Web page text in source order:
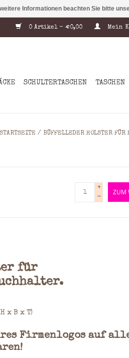
0 Artikel - €0,00 Mein
SCHULTERTASCHEN TASCHEN
STARTSEITE / BÜFFELLEDER HOLSTER FÜR
+
-
ZUM
für
x B x T)
Firmenlogos auf
Informationen beachten Sie bitte